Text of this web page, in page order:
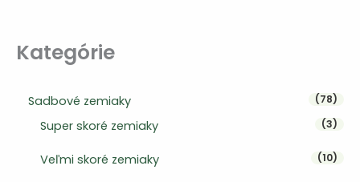
Kategórie
Sadbové zemiaky 7878
Super skoré zemiaky 33
Veľmi skoré zemiaky 1010